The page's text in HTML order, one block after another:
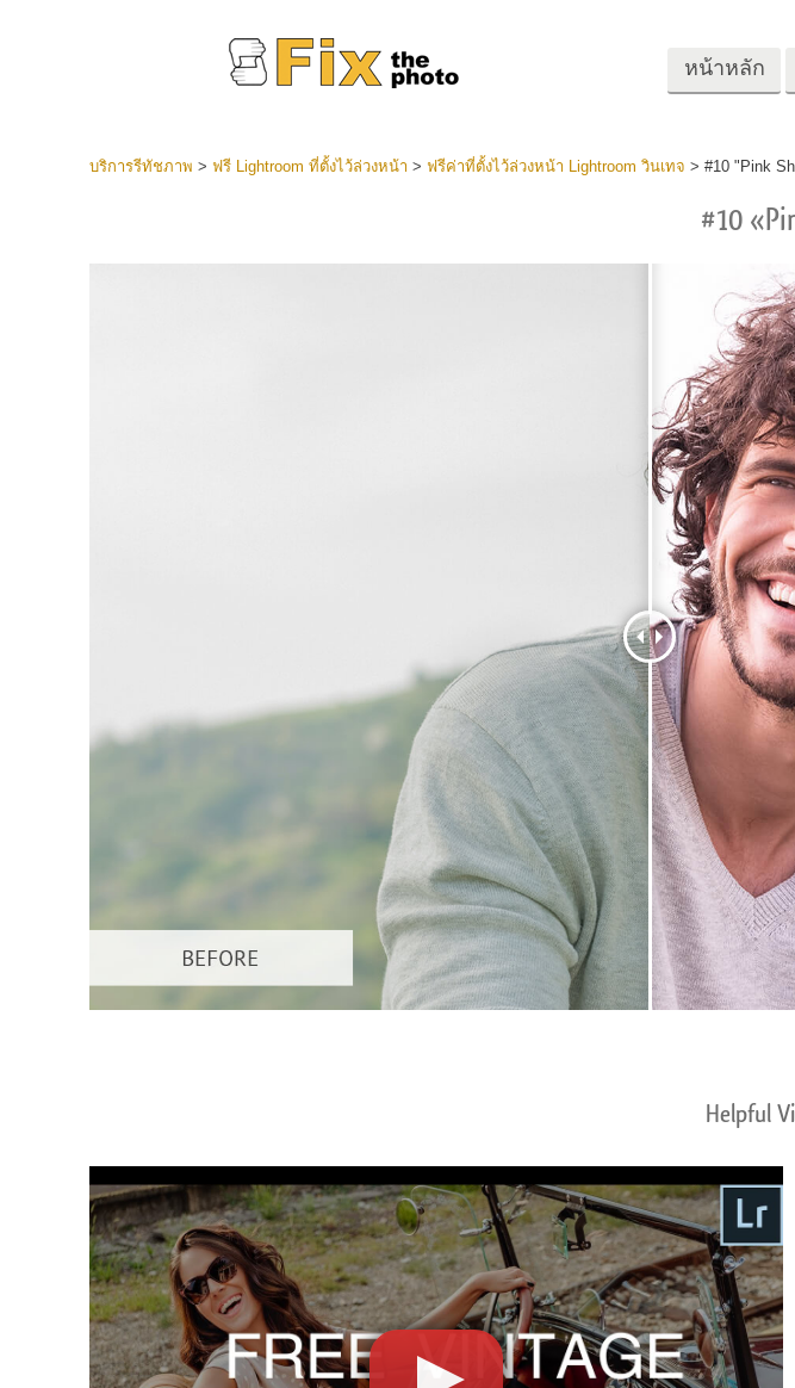
หน้าหลัก
โมเดลเสื้อผ้า
บริการรีทัชเ
Lightroom
Photoshop
โอเวอร์เลย์
Photoshop
Ps Actions
ทั้งหมด
Ps ซ้อนทับค
ทั้งหมด
บริการรีทัชภาพ > ฟรี Lightroom ที่ตั้งไว้ล่วงหน้า > ฟรีค่าที่ตั้งไว้ล่วงหน้า Lightroom วินเทจ > #10 "Pink
#10
Helpful